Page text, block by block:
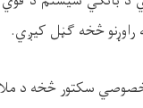
راوړنو څخه ګڼل کیږي.
سکتور څخه د